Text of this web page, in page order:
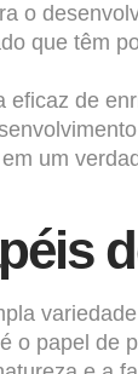
o
que têm
de
um
o papel